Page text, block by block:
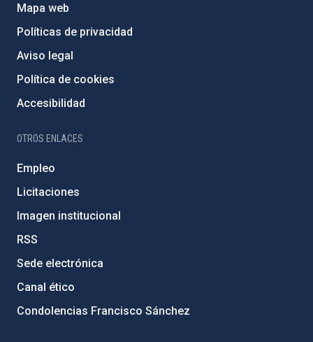
Mapa web
Políticas de privacidad
Aviso legal
Política de cookies
Accesibilidad
OTROS ENLACES
Empleo
Licitaciones
Imagen institucional
RSS
Sede electrónica
Canal ético
Condolencias Francisco Sánchez